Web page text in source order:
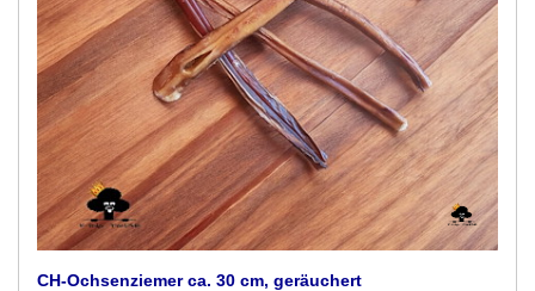
CH-Ochsenziemer ca. 30 cm, geräuchert